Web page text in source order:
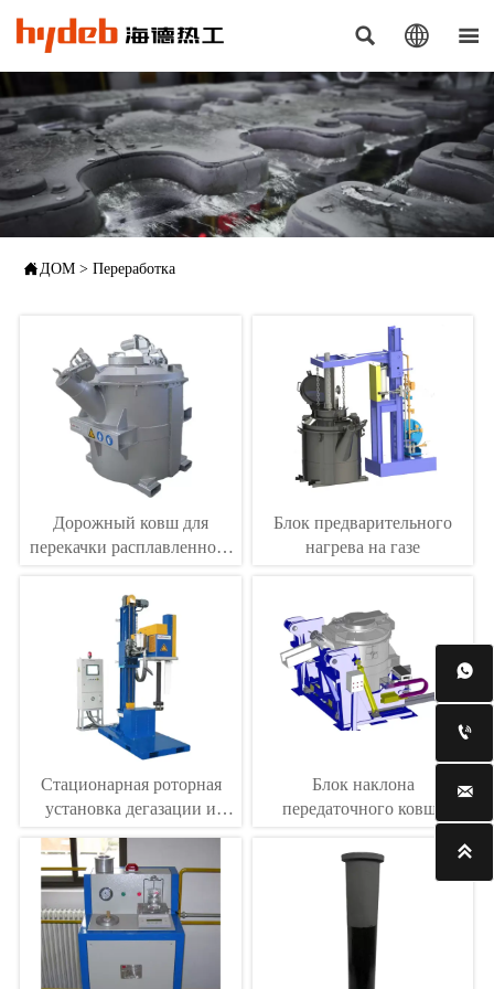
  
 ДОМ > Переработка
Дорожный ковш для
перекачки расплавленного
Блок предварительного
нагрева на газе
Стационарная роторная
установка дегазации и
Блок наклона
передаточного ковша



